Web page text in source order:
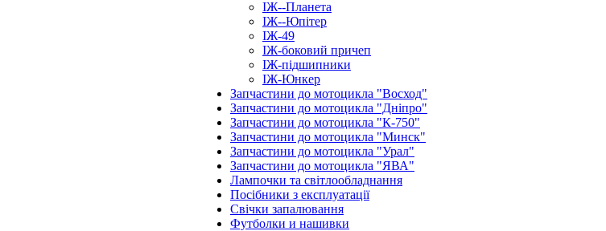
ІЖ--Планета
ІЖ--Юпітер
ІЖ-49
ІЖ-боковий причеп
ІЖ-підшипники
ІЖ-Юнкер
Запчастини до мотоцикла "Восход"
Запчастини до мотоцикла "Дніпро"
Запчастини до мотоцикла "К-750"
Запчастини до мотоцикла "Минск"
Запчастини до мотоцикла "Урал"
Запчастини до мотоцикла "ЯВА"
Лампочки та світлообладнання
Посібники з експлуатації
Свічки запалювання
Футболки и нашивки